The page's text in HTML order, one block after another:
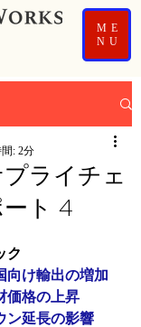
ME
NU
ライチェ
ト 4
: 2分
ク
向け輸出の増加
価格の上昇
ン延長の影響